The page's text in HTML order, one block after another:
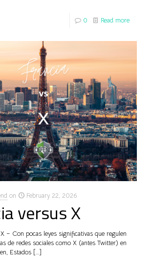
0 Read more
on February 22, 2026
versus X
– Con pocas leyes significativas que regulen
de redes sociales como X (antes Twitter) en
Estados […]